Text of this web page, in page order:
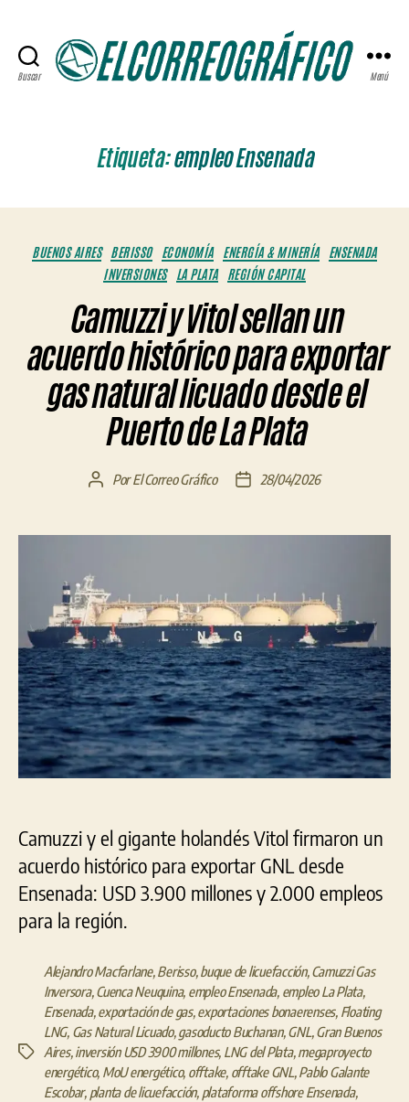
Buscar Menú
Etiqueta:empleo Ensenada
Categorías
BUENOS AIRES BERISSO ECONOMÍA ENERGÍA & MINERÍA
ENSENADA
INVERSIONES
LA PLATA REGIÓN CAPITAL
Camuzzi y Vitol sellan un
acuerdo histórico para exportar
gas natural licuado desde el
Puerto de La Plata
Autor
entrada
PorEl Correo Gráfico
Fecha
entrada
28/04/2026
Camuzzi y el gigante holandés Vitol firmaron un
acuerdo histórico para exportar GNL desde
Ensenada: USD 3.900 millones y 2.000 empleos
para la región.
Etiquetas
Alejandro Macfarlane,Berisso,buque de licuefacción,Camuzzi Gas
Inversora,Cuenca Neuquina, empleo Ensenada, empleo La Plata,
Ensenada,exportación de gas,exportaciones bonaerenses, Floating
LNG, Gas Natural Licuado,gasoducto Buchanan,GNL,Gran Buenos
Aires,inversión USD 3900 millones, LNG del Plata,megaproyecto
energético, MoU energético, offtake, offtake GNL,Pablo Galante
Escobar, planta de licuefacción, plataforma offshore Ensenada,